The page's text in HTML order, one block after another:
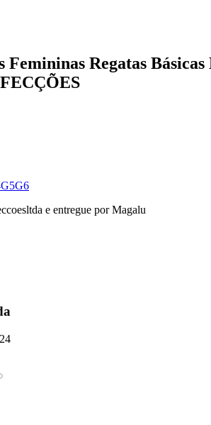
Femininas Regatas
G5G6
e entregue por Magalu